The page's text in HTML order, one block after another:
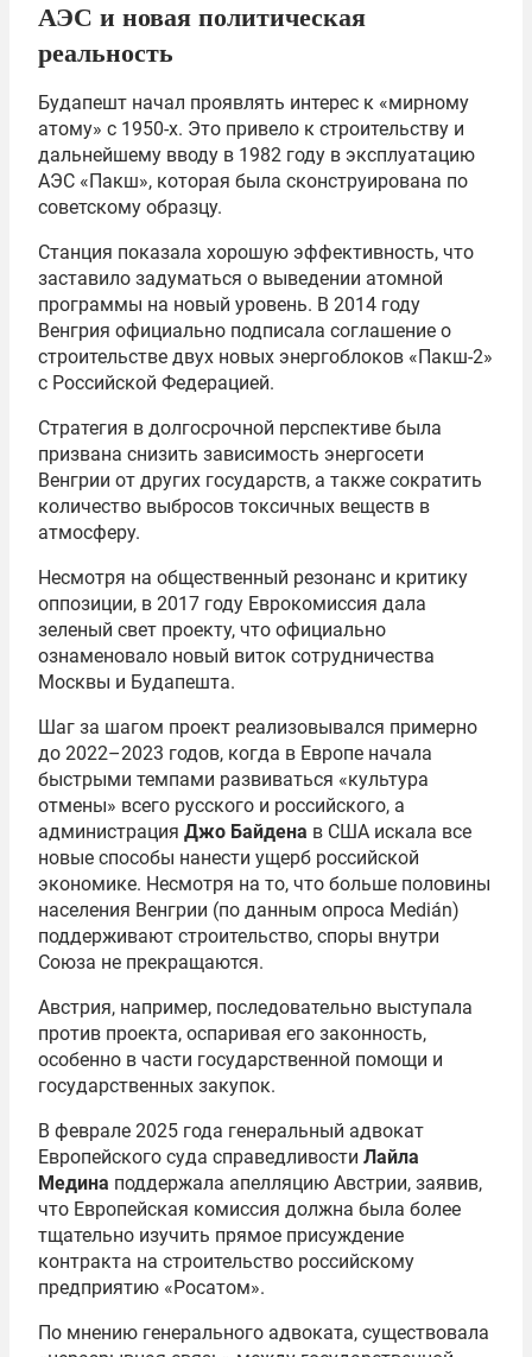
АЭС и новая политическая
реальность
Будапешт начал проявлять интерес к «мирному
атому» с 1950-х. Это привело к строительству и
дальнейшему вводу в 1982 году в эксплуатацию
АЭС «Пакш», которая была сконструирована по
советскому образцу.
Станция показала хорошую эффективность, что
заставило задуматься о выведении атомной
программы на новый уровень. В 2014 году
Венгрия официально подписала соглашение о
строительстве двух новых энергоблоков «Пакш-2»
с Российской Федерацией.
Стратегия в долгосрочной перспективе была
призвана снизить зависимость энергосети
Венгрии от других государств, а также сократить
количество выбросов токсичных веществ в
атмосферу.
Несмотря на общественный резонанс и критику
оппозиции, в 2017 году Еврокомиссия дала
зеленый свет проекту, что официально
ознаменовало новый виток сотрудничества
Москвы и Будапешта.
Шаг за шагом проект реализовывался примерно
до 2022–2023 годов, когда в Европе начала
быстрыми темпами развиваться «культура
отмены» всего русского и российского, а
администрация Джо Байдена в США искала все
новые способы нанести ущерб российской
экономике. Несмотря на то, что больше половины
населения Венгрии (по данным опроса Medián)
поддерживают строительство, споры внутри
Союза не прекращаются.
Австрия, например, последовательно выступала
против проекта, оспаривая его законность,
особенно в части государственной помощи и
государственных закупок.
В феврале 2025 года генеральный адвокат
Европейского суда справедливости Лайла
Медина поддержала апелляцию Австрии, заявив,
что Европейская комиссия должна была более
тщательно изучить прямое присуждение
контракта на строительство российскому
предприятию «Росатом».
По мнению генерального адвоката, существовала